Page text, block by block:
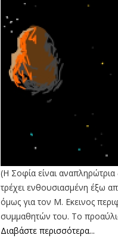
(H Σοφία είναι
τρέχει ενθουσιασμένη έξω
όμως για τον Μ. Εκεινος
συμμαθητών του. Το
Διαβάστε περισσότερα...